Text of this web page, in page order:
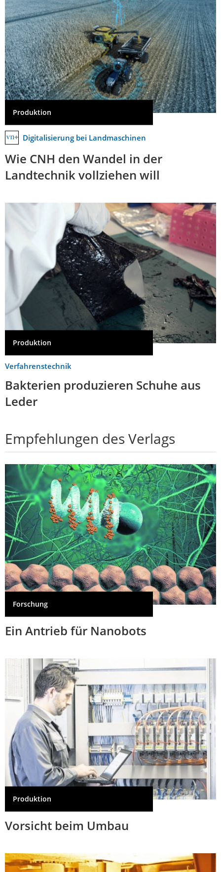
Produktion
Digitalisierung bei Landmaschinen
Wie CNH den Wandel in der
Landtechnik vollziehen will
Produktion
Verfahrenstechnik
Bakterien produzieren Schuhe aus
Leder
Empfehlungen des Verlags
Forschung
Ein Antrieb für Nanobots
Produktion
Vorsicht beim Umbau